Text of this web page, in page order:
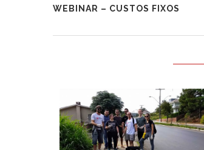
WEBINAR – CUSTOS FIXOS